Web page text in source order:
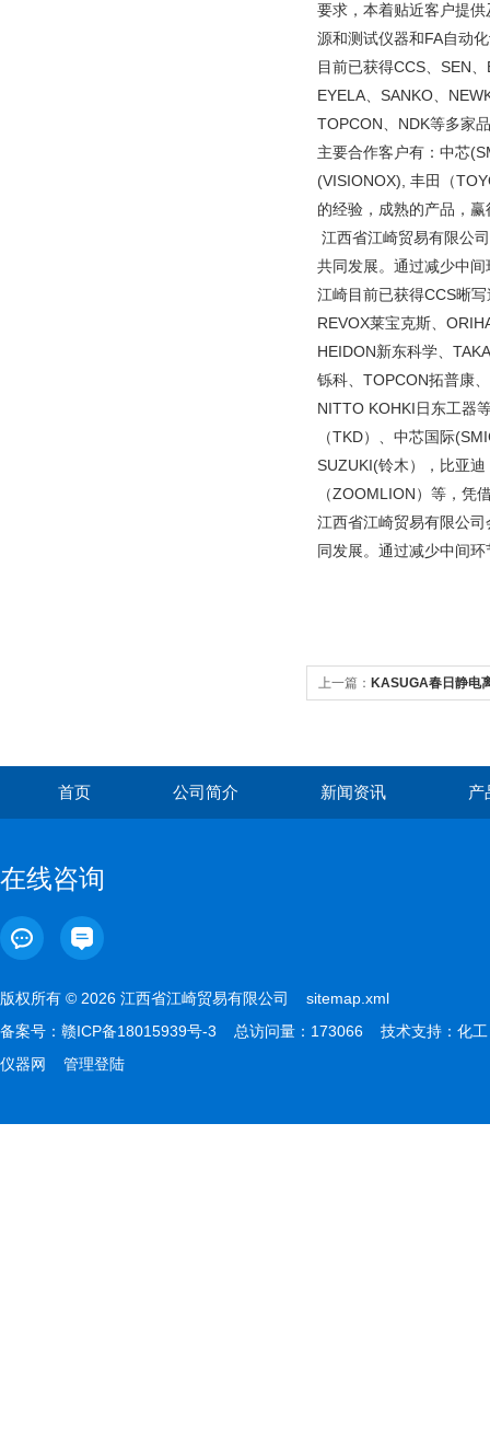
要求，本着贴近客户提
源和测试仪器和FA自动
目前已获得CCS、SEN
EYELA、SANKO、
TOPCON、NDK等多家
主要合作客户有：中芯
(VISIONOX), 丰田（
的经验，成熟的产品，
江西省江崎贸易有限公
共同发展。通过减少中
江崎目前已获得CCS晰
REVOX莱宝克斯、
HEIDON新东科学、
铄科、TOPCON拓普康
NITTO KOHKI日东工器
（TKD）、中芯国际
SUZUKI(铃木），比亚
（ZOOMLION）等，
江西省江崎贸易有限公
同发展。通过减少中间
上一篇： KASUGA春日静电
首页 公司简介 新闻资讯 产
在线咨询
版权所有 © 2026 江西省江崎贸易有限公司 sitemap.xml
备案号： 赣ICP备18015939号-3 总访问量：173066 技术支持： 化工
仪器网
管理登陆